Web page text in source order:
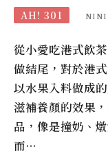
AH! 301 NINI
從小愛吃港式飲
做結尾，對於港
以水果入料做成
滋補養顏的效果
品，像是撞奶、
而…